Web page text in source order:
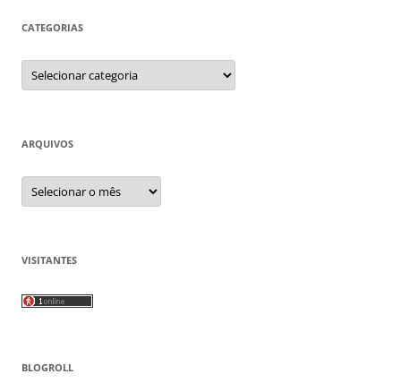
CATEGORIAS
Categorias
ARQUIVOS
Arquivos
VISITANTES
BLOGROLL